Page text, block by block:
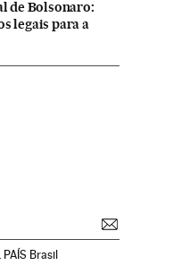
de Bolsonaro:
legais para a
Brasil